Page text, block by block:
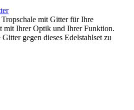
mit Gitter für Ihre
mit Ihrer Optik und Ihrer Funktion.
gegen dieses Edelstahlset zu